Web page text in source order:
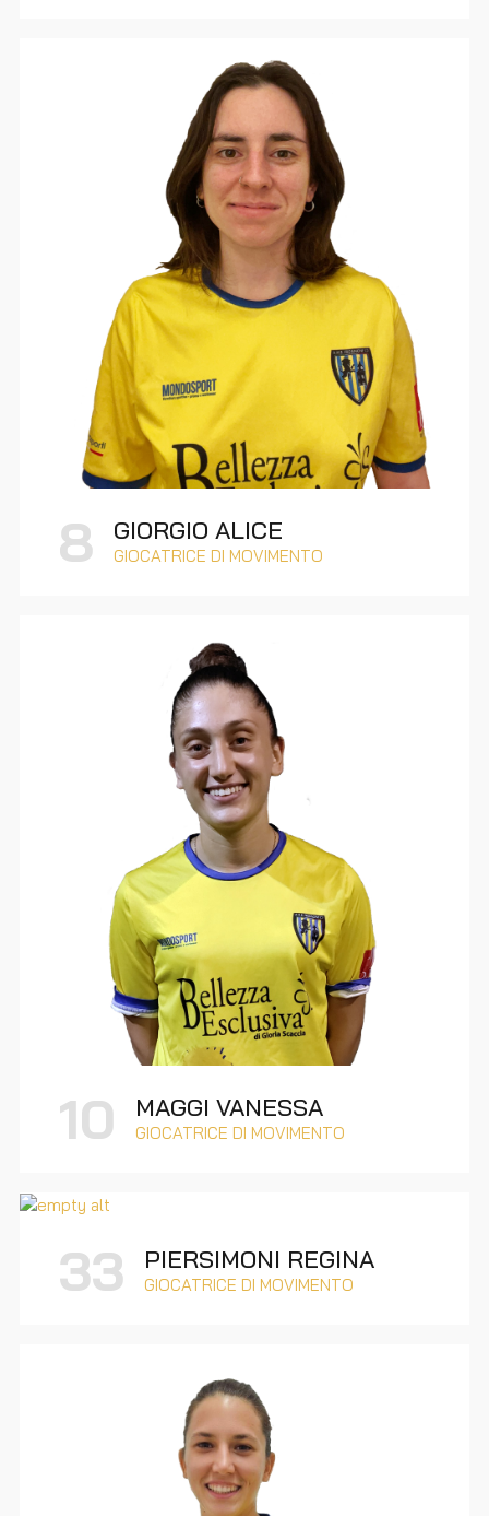
8 GIORGIO ALICE
GIOCATRICE DI MOVIMENTO
10 MAGGI VANESSA
GIOCATRICE DI MOVIMENTO
33 PIERSIMONI REGINA
GIOCATRICE DI MOVIMENTO